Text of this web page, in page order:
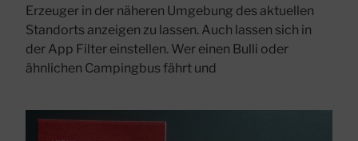
Erzeuger in der näheren Umgebung des aktuellen
Standorts anzeigen zu lassen. Auch lassen sich in
der App Filter einstellen. Wer einen Bulli oder
ähnlichen Campingbus fährt und